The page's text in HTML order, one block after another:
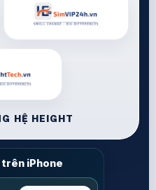
HỆ HEIGHT
trên iPhone